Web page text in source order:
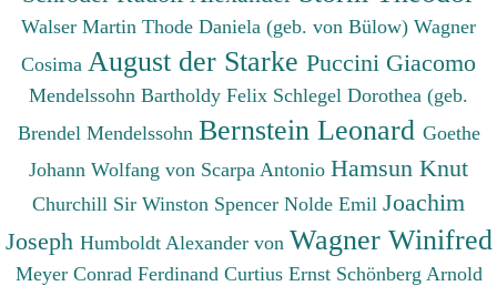
Walser Martin Thode Daniela (geb. von Bülow) Wagner
Cosima August der Starke Puccini Giacomo
Mendelssohn Bartholdy Felix Schlegel Dorothea (geb.
Brendel Mendelssohn Bernstein Leonard Goethe
Johann Wolfang von Scarpa Antonio Hamsun Knut
Churchill Sir Winston Spencer Nolde Emil Joachim
Joseph Humboldt Alexander von Wagner Winifred
Meyer Conrad Ferdinand Curtius Ernst Schönberg Arnold